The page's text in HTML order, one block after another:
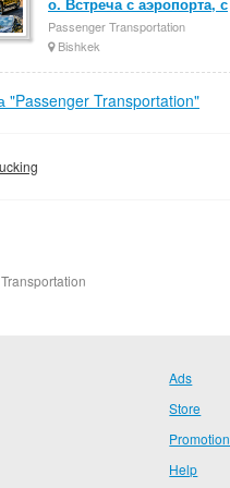
Passenger Transportation
Bishkek
"Passenger Transportation"
Ads
Store
Promotion
Help